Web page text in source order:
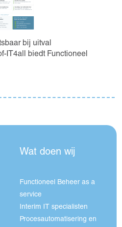
bij uitval
IT4all biedt Functioneel
Wat doen wij
Functioneel Beheer as a
service
Interim IT specialisten
Procesautomatisering en